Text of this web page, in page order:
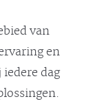
van
en
dag